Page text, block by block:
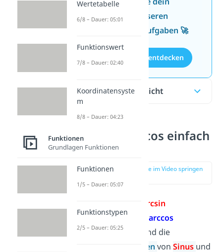
Wissen mit unseren
kostenlosen Aufgaben 🚀
Aufgaben entdecken
Inhaltsübersicht
arcsin / arccos einfach
erklärt
zur Stelle im Video springen
arcsin
(Arcussinus) undarccos
(Arcuscosinus
) sind die
UmkehrfunktionenvonSinus und
Wertetabelle
6/8 – Dauer: 05:01
Funktionswert
7/8 – Dauer: 02:40
Koordinatensyste
m
8/8 – Dauer: 04:23
Funktionen
Grundlagen Funktionen
Funktionen
1/5 – Dauer: 05:07
Funktionstypen
2/5 – Dauer: 05:25